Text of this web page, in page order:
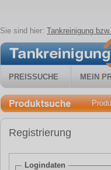
Sie sind hier: Tankreinigung
PREISSUCHE MEIN
Registrierung
Logindaten